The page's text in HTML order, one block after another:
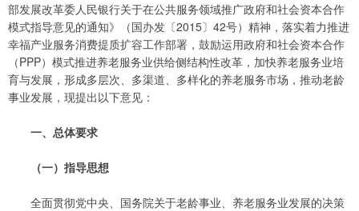
部发展改革委人民银行关于在公共服务领域推广政府和社会资本合作
模式指导意见的通知》（国办发〔2015〕42号）精神，落实着力推进
幸福产业服务消费提质扩容工作部署，鼓励运用政府和社会资本合作
（PPP）模式推进养老服务业供给侧结构性改革，加快养老服务业培
育与发展，形成多层次、多渠道、多样化的养老服务市场，推动老龄
事业发展，现提出以下意见：
一、总体要求
（一）指导思想
全面贯彻党中央、国务院关于老龄事业、养老服务业发展的决策